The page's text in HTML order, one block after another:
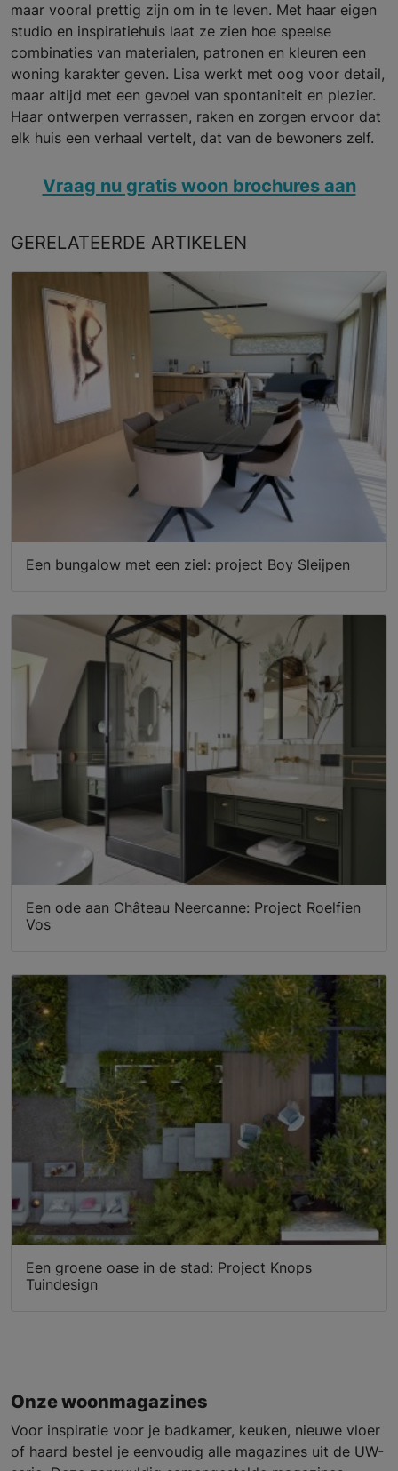
maar vooral prettig zijn om in te leven. Met haar eigen
studio en inspiratiehuis laat ze zien hoe speelse
combinaties van materialen, patronen en kleuren een
woning karakter geven. Lisa werkt met oog voor detail,
maar altijd met een gevoel van spontaniteit en plezier.
Haar ontwerpen verrassen, raken en zorgen ervoor dat
elk huis een verhaal vertelt, dat van de bewoners zelf.
Vraag nu gratis woon brochures aan
GERELATEERDE ARTIKELEN
Een bungalow met een ziel: project Boy Sleijpen
Een ode aan Château Neercanne: Project Roelfien
Vos
Een groene oase in de stad: Project Knops
Tuindesign
Onze woonmagazines
Voor inspiratie voor je badkamer, keuken, nieuwe vloer
of haard bestel je eenvoudig alle magazines uit de UW-